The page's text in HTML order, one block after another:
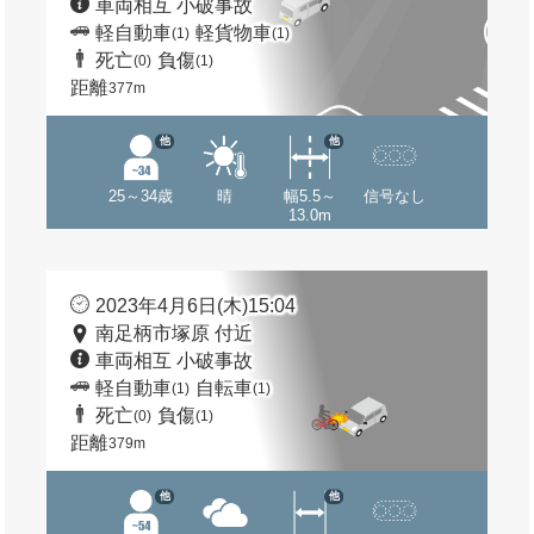
車両相互 小破事故
軽自動車(1) 軽貨物車(1)
死亡(0) 負傷(1)
距離377m
25～34歳
他
晴
幅5.5～
13.0m
他
信号なし
2023年4月6日(木)15:04
南足柄市塚原 付近
車両相互 小破事故
軽自動車(1) 自転車(1)
死亡(0) 負傷(1)
距離379m
他 他